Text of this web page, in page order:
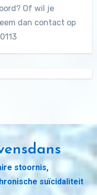
Of wil je
dan contact op
stoornis,
suïcidaliteit